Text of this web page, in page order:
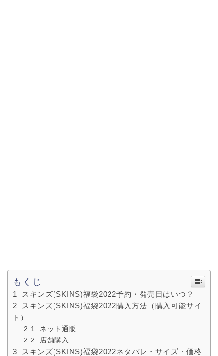
もくじ
スキンズ(SKINS)福袋2022予約・発売日はいつ？
スキンズ(SKINS)福袋2022購入方法（購入可能サイ
ト）
ネット通販
店舗購入
スキンズ(SKINS)福袋2022ネタバレ・サイズ・価格